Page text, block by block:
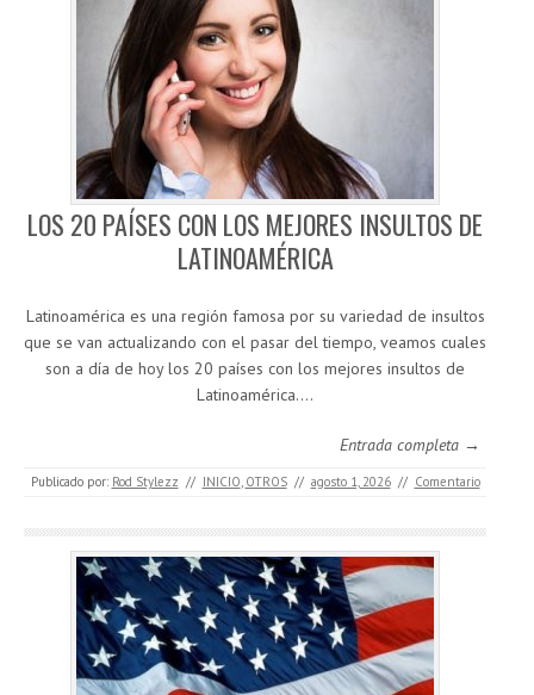
LOS 20 PAÍSES CON LOS MEJORES INSULTOS DE
LATINOAMÉRICA
Latinoamérica es una región famosa por su variedad de insultos
que se van actualizando con el pasar del tiempo, veamos cuales
son a día de hoy los 20 países con los mejores insultos de
Latinoamérica.…
Entrada completa →
Publicado por: Rod Stylezz // INICIO, OTROS // agosto 1, 2026 // Comentario